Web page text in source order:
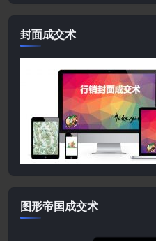
封面成交术
图形帝国成交术